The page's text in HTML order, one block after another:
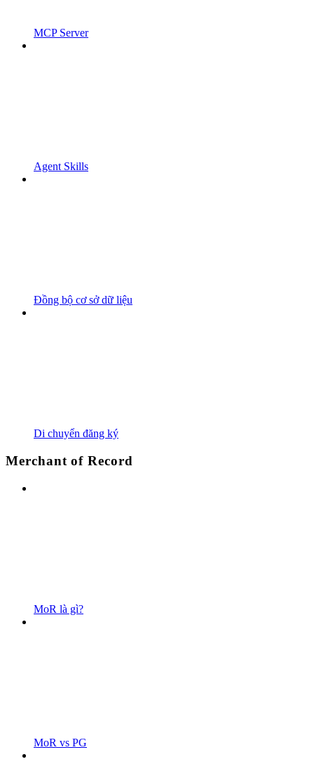
MCP Server
Agent Skills
Đồng bộ cơ sở dữ liệu
Di chuyển đăng ký
Merchant of Record
MoR là gì?
MoR vs PG